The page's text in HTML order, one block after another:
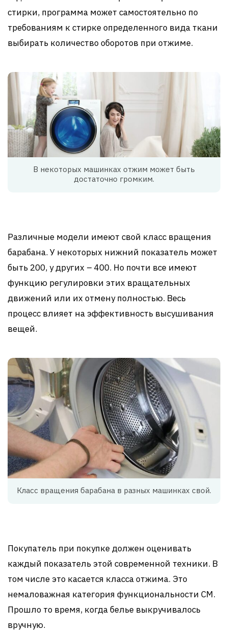
стирки, программа может самостоятельно по
требованиям к стирке определенного вида ткани
выбирать количество оборотов при отжиме.
В некоторых машинках отжим может быть
достаточно громким.
Различные модели имеют свой класс вращения
барабана. У некоторых нижний показатель может
быть 200, у других – 400. Но почти все имеют
функцию регулировки этих вращательных
движений или их отмену полностью. Весь
процесс влияет на эффективность высушивания
вещей.
Класс вращения барабана в разных машинках свой.
Покупатель при покупке должен оценивать
каждый показатель этой современной техники. В
том числе это касается класса отжима. Это
немаловажная категория функциональности СМ.
Прошло то время, когда белье выкручивалось
вручную.